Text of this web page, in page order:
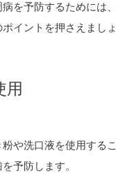
を予防するためには
イントを押さえましょ
用
や洗口液を使用する
予防します。